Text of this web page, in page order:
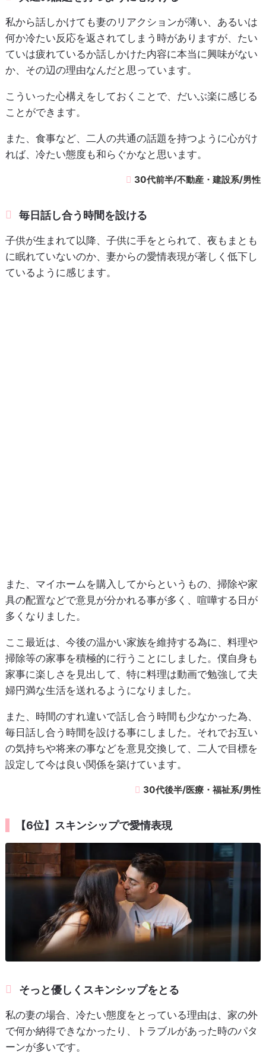
私から話しかけても妻のリアクションが薄い、あるいは
何か冷たい反応を返されてしまう時がありますが、たい
ていは疲れているか話しかけた内容に本当に興味がない
か、その辺の理由なんだと思っています。
こういった心構えをしておくことで、だいぶ楽に感じる
ことができます。
また、食事など、二人の共通の話題を持つように心がけ
れば、冷たい態度も和らぐかなと思います。
30代前半/不動産・建設系/男性
毎日話し合う時間を設ける
子供が生まれて以降、子供に手をとられて、夜もまとも
に眠れていないのか、妻からの愛情表現が著しく低下し
ているように感じます。
また、マイホームを購入してからというもの、掃除や家
具の配置などで意見が分かれる事が多く、喧嘩する日が
多くなりました。
ここ最近は、今後の温かい家族を維持する為に、料理や
掃除等の家事を積極的に行うことにしました。僕自身も
家事に楽しさを見出して、特に料理は動画で勉強して夫
婦円満な生活を送れるようになりました。
また、時間のすれ違いで話し合う時間も少なかった為、
毎日話し合う時間を設ける事にしました。それでお互い
の気持ちや将来の事などを意見交換して、二人で目標を
設定して今は良い関係を築けています。
30代後半/医療・福祉系/男性
【6位】スキンシップで愛情表現
そっと優しくスキンシップをとる
私の妻の場合、冷たい態度をとっている理由は、家の外
で何か納得できなかったり、トラブルがあった時のパタ
ーンが多いです。